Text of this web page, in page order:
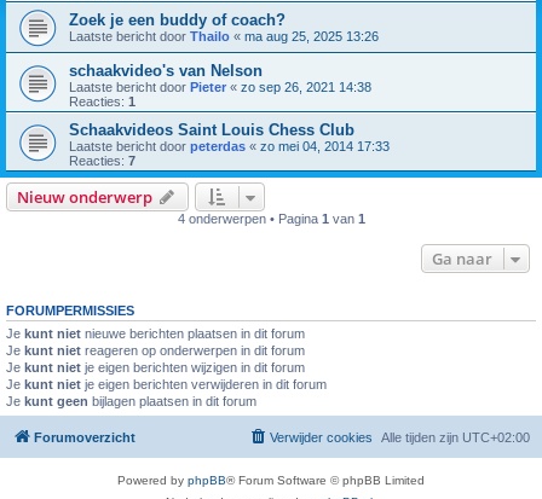
Zoek je een buddy of coach?
Laatste bericht door Thailo « ma aug 25, 2025 13:26
schaakvideo's van Nelson
Laatste bericht door Pieter « zo sep 26, 2021 14:38
Reacties: 1
Schaakvideos Saint Louis Chess Club
Laatste bericht door peterdas « zo mei 04, 2014 17:33
Reacties: 7
Nieuw onderwerp
4 onderwerpen • Pagina 1 van 1
Ga naar
FORUMPERMISSIES
Je kunt niet nieuwe berichten plaatsen in dit forum
Je kunt niet reageren op onderwerpen in dit forum
Je kunt niet je eigen berichten wijzigen in dit forum
Je kunt niet je eigen berichten verwijderen in dit forum
Je kunt geen bijlagen plaatsen in dit forum
Forumoverzicht Alle tijden zijn UTC+02:00
Verwijder cookies
Powered by phpBB® Forum Software © phpBB Limited